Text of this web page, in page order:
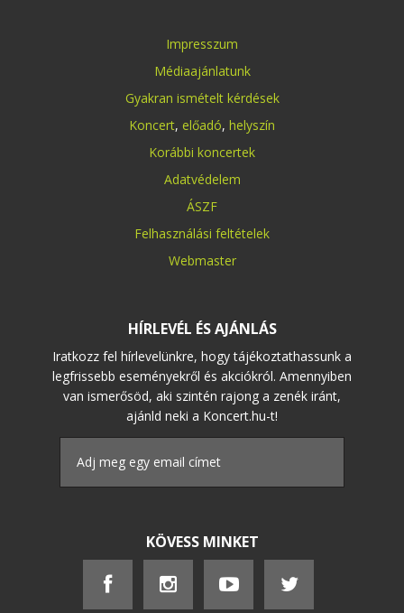
Impresszum
Médiaajánlatunk
Gyakran ismételt kérdések
Koncert, előadó, helyszín
Korábbi koncertek
Adatvédelem
ÁSZF
Felhasználási feltételek
Webmaster
HÍRLEVÉL ÉS AJÁNLÁS
Iratkozz fel hírlevelünkre, hogy tájékoztathassunk a
legfrissebb eseményekről és akciókról. Amennyiben
van ismerősöd, aki szintén rajong a zenék iránt,
ajánld neki a Koncert.hu-t!
KÖVESS MINKET